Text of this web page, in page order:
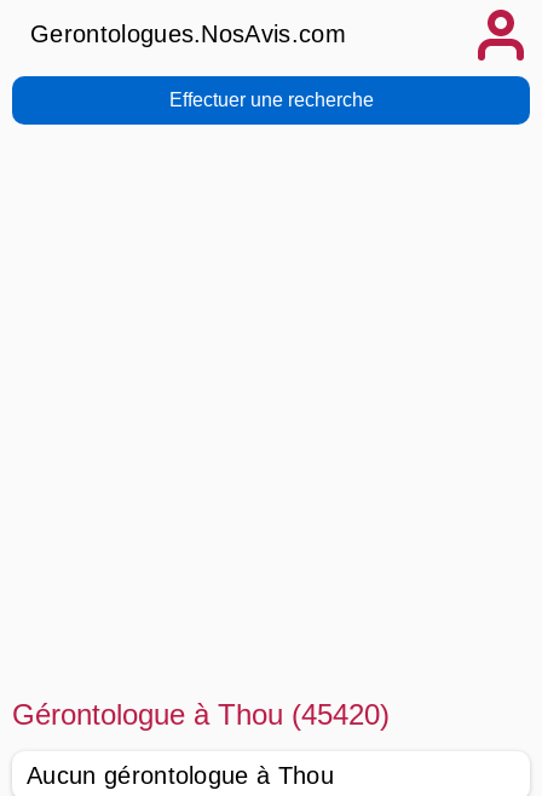
Gerontologues.NosAvis.com
Effectuer une recherche
Gérontologue à Thou (45420)
Aucun gérontologue à Thou